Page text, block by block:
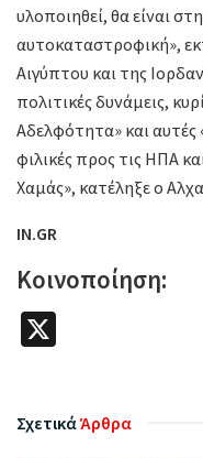
υλοποιηθεί, θα είναι
αυτοκαταστροφική»,
Αιγύπτου και της
πολιτικές δυνάμεις,
Αδελφότητα» και αυτές
φιλικές προς τις ΗΠΑ
Χαμάς», κατέληξε ο
IN.GR
Κοινοποίηση:
ΣχετικάΆρθρα